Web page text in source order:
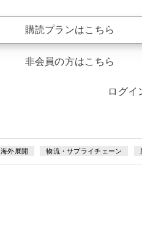
購読プランはこちら
非会員の方はこちら
ログイ
海外展開 物流・サプライチェーン